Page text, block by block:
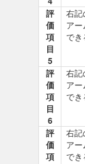
評
価
項
目
5
右記
ア
でき
評
価
項
目
6
右記
ア
でき
評
価
項
右記
ア
でき